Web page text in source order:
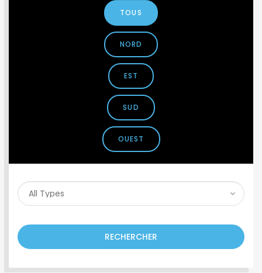
TOUS
NORD
EST
SUD
OUEST
RECHERCHER